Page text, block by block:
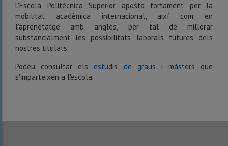
L'Escola Politècnica Superior aposta fortament per la
mobilitat acadèmica internacional, així com en
l'aprenetatge amb anglès, per tal de millorar
substancialment les possibilitats laborals futures dels
nostres titulats.
Podeu consultar els estudis de graus i màsters que
s'imparteixen a l'escola.